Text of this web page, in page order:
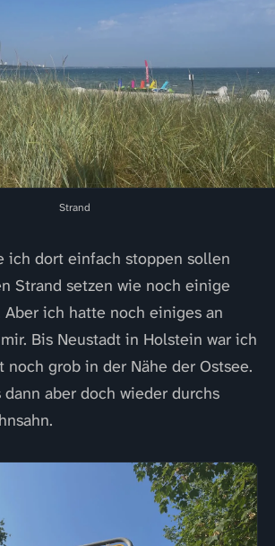
Strand
ich dort einfach stoppen sollen
Strand setzen wie noch einige
Aber ich hatte noch einiges an
Bis Neustadt in Holstein war ich
noch grob in der Nähe der Ostsee.
dann aber doch wieder durchs